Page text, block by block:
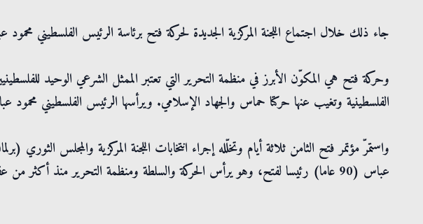
جاء ذلك خلال اجتماع اللجنة المركزية الجديدة لحركة فتح برئاسة الرئيس الفلسطيني
وحركة فتح هي المكوّن الأبرز في منظمة التحرير التي تعتبر الممثل الشرعي الوحيد
الفلسطينية وتغيب عنها حركتا حماس والجهاد الإسلامي. ويرأسها الرئيس الفلسطيني محمود
واستمرّ مؤتمر فتح الثامن ثلاثة أيام وتخلّله إجراء انتخابات اللجنة المركزية والمجلس الثوري
عباس (90 عاما) رئيسا لفتح، وهو يرأس الحركة والسلطة ومنظمة التحرير منذ أكثر من عقدين.